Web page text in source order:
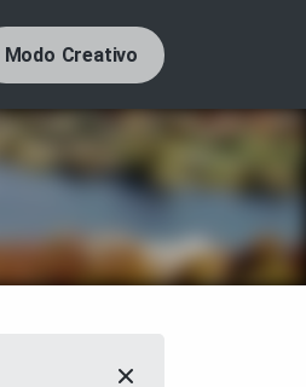
Modo Creativo